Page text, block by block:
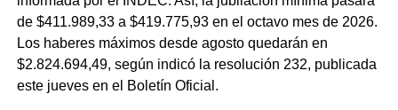
puestos perdidos desde 2023
El impacto laboral es contundente. En diciembre de 2025
los sectores de textil, confección, cuero y calzado
de $411.989,33 a $419.775,93 en el octavo mes de 2026.
Los haberes máximos desde agosto quedarán en
$2.824.694,49, según indicó la resolución 232, publicada
este jueves en el Boletín Oficial.